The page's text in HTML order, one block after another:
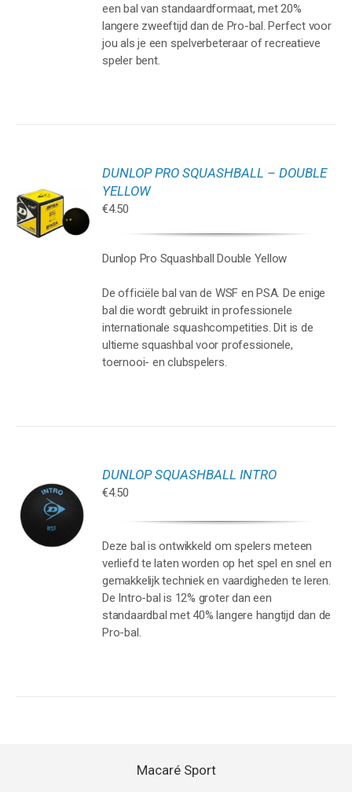
een bal van standaardformaat, met 20%
langere zweeftijd dan de Pro-bal. Perfect voor
jou als je een spelverbeteraar of recreatieve
speler bent.
DUNLOP PRO SQUASHBALL – DOUBLE
YELLOW
€4.50
Dunlop Pro Squashball Double Yellow
De officiële bal van de WSF en PSA. De enige
bal die wordt gebruikt in professionele
internationale squashcompetities. Dit is de
ultieme squashbal voor professionele,
toernooi- en clubspelers.
DUNLOP SQUASHBALL INTRO
€4.50
Deze bal is ontwikkeld om spelers meteen
verliefd te laten worden op het spel en snel en
gemakkelijk techniek en vaardigheden te leren.
De Intro-bal is 12% groter dan een
standaardbal met 40% langere hangtijd dan de
Pro-bal.
Macaré Sport